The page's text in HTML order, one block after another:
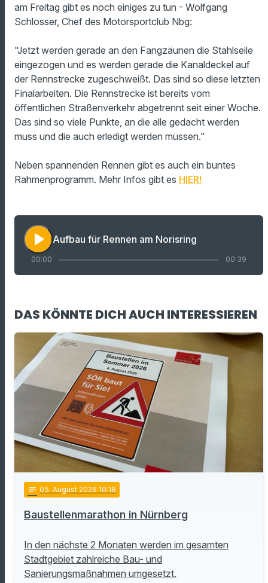
am Freitag gibt es noch einiges zu tun - Wolfgang
Schlosser, Chef des Motorsportclub Nbg:
"Jetzt werden gerade an den Fangzäunen die Stahlseile
eingezogen und es werden gerade die Kanaldeckel auf
der Rennstrecke zugeschweißt. Das sind so diese letzten
Finalarbeiten. Die Rennstrecke ist bereits vom
öffentlichen Straßenverkehr abgetrennt seit einer Woche.
Das sind so viele Punkte, an die alle gedacht werden
muss und die auch erledigt werden müssen."
Neben spannenden Rennen gibt es auch ein buntes
Rahmenprogramm. Mehr Infos gibt es HIER!
play_arrow Aufbau für Rennen am Norisring
00:00 00:39
DAS KÖNNTE DICH AUCH INTERESSIEREN
notes 05. August 2026 10:18
Baustellenmarathon in Nürnberg
In den nächste 2 Monaten werden im gesamten
Stadtgebiet zahlreiche Bau- und
Sanierungsmaßnahmen umgesetzt.